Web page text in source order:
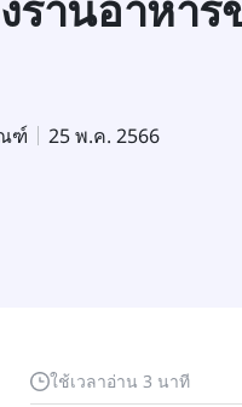
ฑ์ 25 พ.ค. 2566
ใช้เวลาอ่าน 3 นาที